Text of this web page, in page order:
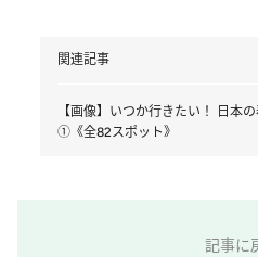
関連記事
【画像】いつか行きたい！ 日本
①《全82スポット》
記事に